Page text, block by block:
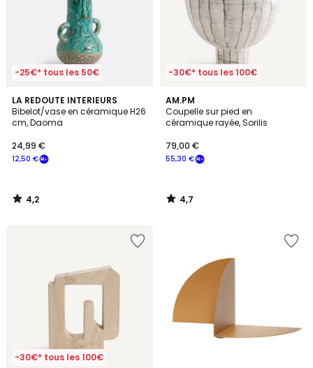
-25€* tous les 50€
LA REDOUTE INTERIEURS
Bibelot/vase en céramique H26
cm, Daoma
12,50 €
24,99 €
4,2
/ 5
4,2
/
-30€* tous les 100€
AM.PM
Coupelle sur pied en
céramique rayée, Sorilis
55,30 €
79,00 €
4,7
/ 5
4,7
/
-30€* tous les 100€